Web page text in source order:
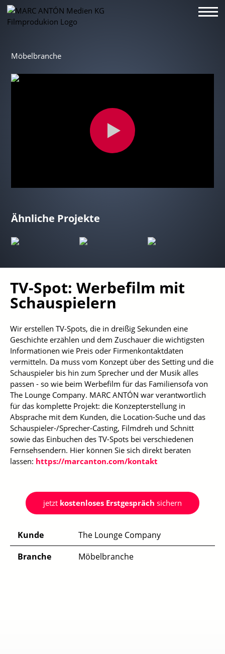
Möbelbranche
Ähnliche Projekte
TV-Spot: Werbefilm mit
Schauspielern
Wir erstellen TV-Spots, die in dreißig Sekunden eine
Geschichte erzählen und dem Zuschauer die wichtigsten
Informationen wie Preis oder Firmenkontaktdaten
vermitteln. Da muss vom Konzept über des Setting und die
Schauspieler bis hin zum Sprecher und der Musik alles
passen - so wie beim Werbefilm für das Familiensofa von
The Lounge Company. MARC ANTÓN war verantwortlich
für das komplette Projekt: die Konzepterstellung in
Absprache mit dem Kunden, die Location-Suche und das
Schauspieler-/Sprecher-Casting, Filmdreh und Schnitt
sowie das Einbuchen des TV-Spots bei verschiedenen
Fernsehsendern. Hier können Sie sich direkt beraten
lassen: https://marcanton.com/kontakt
jetzt kostenloses Erstgespräch sichern
Kunde
The Lounge Company
Branche
Möbelbranche